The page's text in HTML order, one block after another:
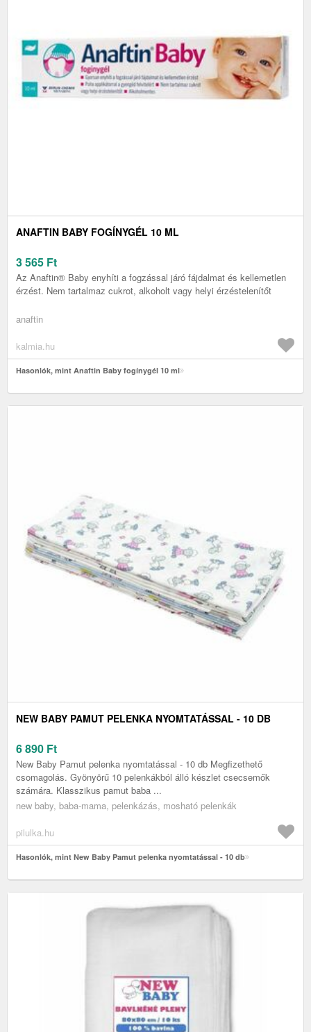
ANAFTIN BABY FOGÍNYGÉL 10 ML
3 565 Ft
Az Anaftin® Baby enyhíti a fogzással járó fájdalmat és kellemetlen
érzést. Nem tartalmaz cukrot, alkoholt vagy helyi érzéstelenítőt
anaftin
kalmia.hu
Hasonlók, mint Anaftin Baby fogínygél 10 ml
NEW BABY PAMUT PELENKA NYOMTATÁSSAL - 10 DB
6 890 Ft
New Baby Pamut pelenka nyomtatással - 10 db Megfizethető
csomagolás. Gyönyörű 10 pelenkákból álló készlet csecsemők
számára. Klasszikus pamut baba ...
new baby, baba-mama, pelenkázás, mosható pelenkák
pilulka.hu
Hasonlók, mint New Baby Pamut pelenka nyomtatással - 10 db